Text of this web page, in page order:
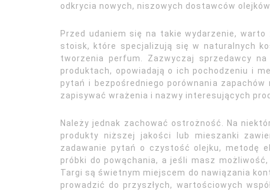
odkrycia nowych, niszowych dostawców olejków.
Przed udaniem się na takie wydarzenie,
stoisk, które specjalizują się w naturalnych
tworzenia perfum. Zazwyczaj sprzedawcy
produktach, opowiadają o ich pochodzeniu i
pytań i bezpośredniego porównania
zapisywać wrażenia i nazwy interesujących
Należy jednak zachować ostrożność. Na
produkty niższej jakości lub mieszanki
zadawanie pytań o czystość olejku, metodę
próbki do powąchania, a jeśli masz
Targi są świetnym miejscem do nawiązania
prowadzić do przyszłych, wartościowych